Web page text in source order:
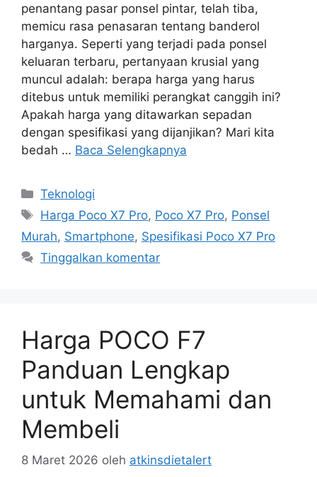
penantang pasar ponsel pintar, telah tiba,
memicu rasa penasaran tentang banderol
harganya. Seperti yang terjadi pada ponsel
keluaran terbaru, pertanyaan krusial yang
muncul adalah: berapa harga yang harus
ditebus untuk memiliki perangkat canggih ini?
Apakah harga yang ditawarkan sepadan
dengan spesifikasi yang dijanjikan? Mari kita
bedah … Baca Selengkapnya
Kategori
Teknologi
Tag
Harga Poco X7 Pro, Poco X7 Pro, Ponsel
Murah, Smartphone, Spesifikasi Poco X7 Pro
Tinggalkan komentar
Harga POCO F7
Panduan Lengkap
untuk Memahami dan
Membeli
8 Maret 2026 oleh atkinsdietalert